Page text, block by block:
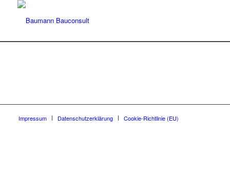
Impressum Datenschutzerklärung Cookie-Richtlinie (EU)